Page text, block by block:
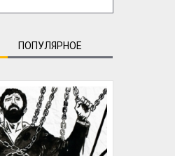
ПОПУЛЯРНОЕ